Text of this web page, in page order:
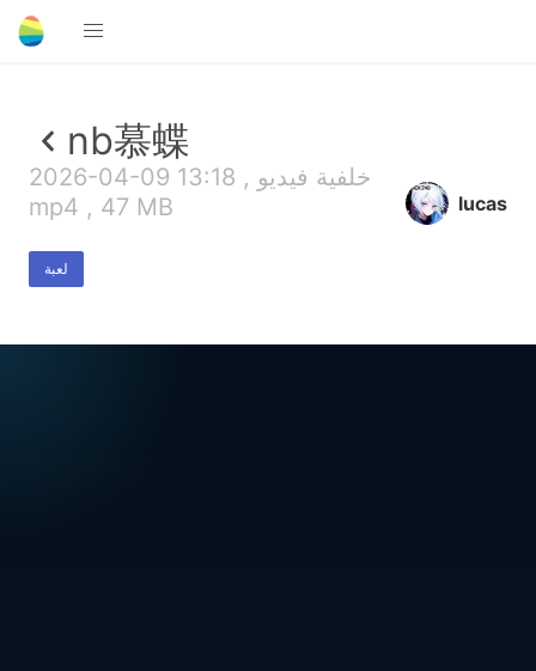
nb慕蝶
2026-04-09 13:18 , خلفية فيديو
mp4 , 47 MB
لعبة
lucas